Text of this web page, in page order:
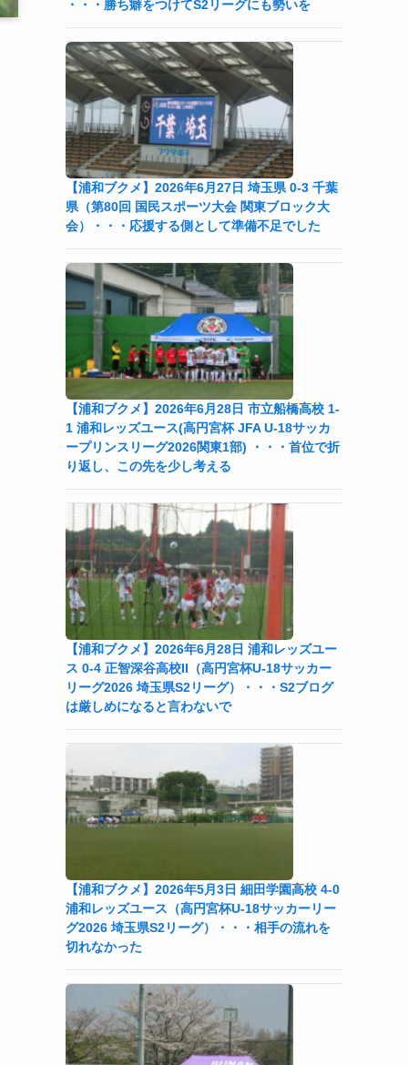
・・・勝ち癖をつけてS2リーグにも勢いを
【浦和ブクメ】2026年6月27日 埼玉県 0-3 千葉
県（第80回 国民スポーツ大会 関東ブロック大
会）・・・応援する側として準備不足でした
【浦和ブクメ】2026年6月28日 市立船橋高校 1-
1 浦和レッズユース(高円宮杯 JFA U-18サッカ
ープリンスリーグ2026関東1部) ・・・首位で折
り返し、この先を少し考える
【浦和ブクメ】2026年6月28日 浦和レッズユー
ス 0-4 正智深谷高校II（高円宮杯U-18サッカー
リーグ2026 埼玉県S2リーグ）・・・S2ブログ
は厳しめになると言わないで
【浦和ブクメ】2026年5月3日 細田学園高校 4-0
浦和レッズユース（高円宮杯U-18サッカーリー
グ2026 埼玉県S2リーグ）・・・相手の流れを
切れなかった